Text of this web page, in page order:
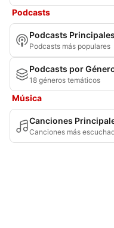
Podcasts
Podcasts Principales
Podcasts más populares
Podcasts por
18 géneros temáticos
Música
Canciones
Canciones más